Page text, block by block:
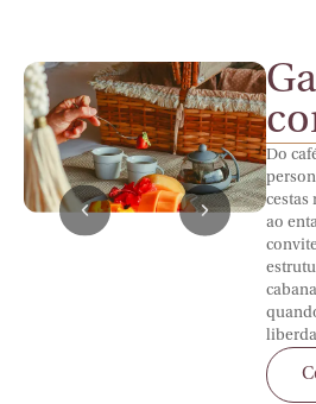
Do
cestas
ao